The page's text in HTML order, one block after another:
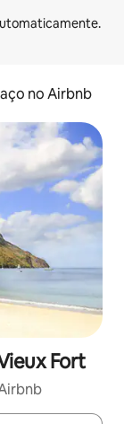
no Airbnb
Fort